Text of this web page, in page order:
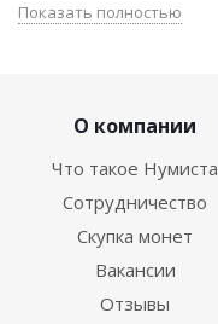
Показать полностью
О компании
Что такое Нумиста
Сотрудничество
Скупка монет
Вакансии
Отзывы